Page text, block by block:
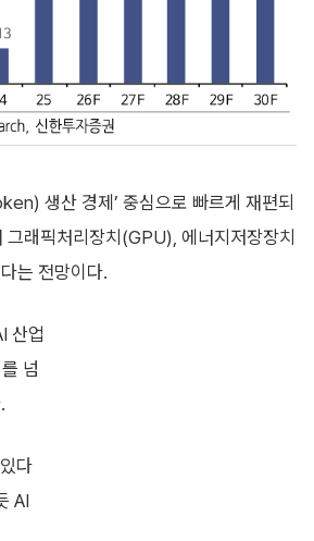
생산 경제’ 중심으로 빠르게 재편되
래픽처리장치(GPU), 에너지저장장치
는 전망이다.
산업
넘
다
AI